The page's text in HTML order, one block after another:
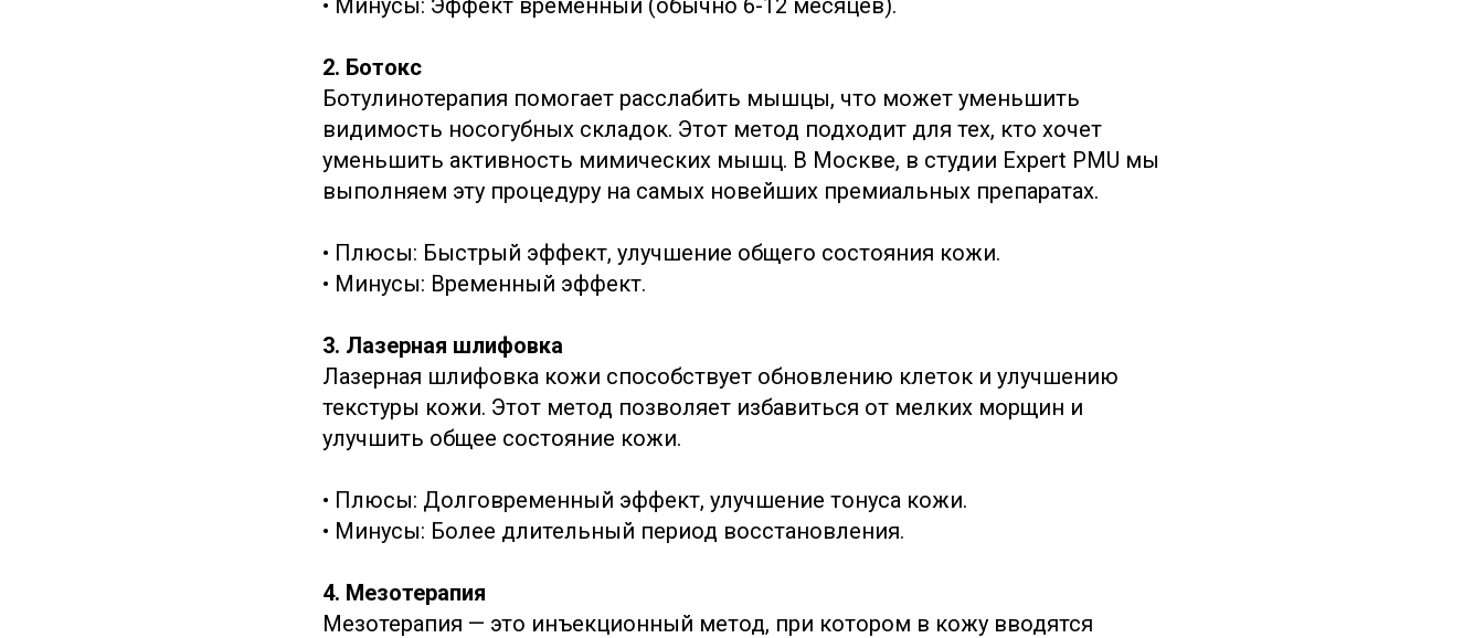
• Минусы: Эффект временный (обычно 6-12 месяцев).
2. Ботокс
Ботулинотерапия помогает расслабить мышцы, что может уменьшить
видимость носогубных складок. Этот метод подходит для тех, кто хочет
уменьшить активность мимических мышц. В Москве, в студии Expert PMU мы
выполняем эту процедуру на самых новейших премиальных препаратах.
• Плюсы: Быстрый эффект, улучшение общего состояния кожи.
• Минусы: Временный эффект.
3. Лазерная шлифовка
Лазерная шлифовка кожи способствует обновлению клеток и улучшению
текстуры кожи. Этот метод позволяет избавиться от мелких морщин и
улучшить общее состояние кожи.
• Плюсы: Долговременный эффект, улучшение тонуса кожи.
• Минусы: Более длительный период восстановления.
4. Мезотерапия
Мезотерапия — это инъекционный метод, при котором в кожу вводятся